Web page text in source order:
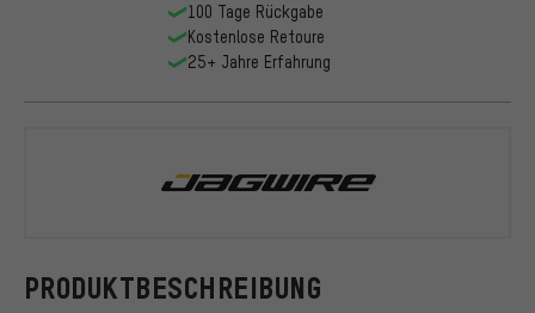
PRODUKTBESCHREIBUNG
100 Tage Rückgabe
Kostenlose Retoure
25+ Jahre Erfahrung